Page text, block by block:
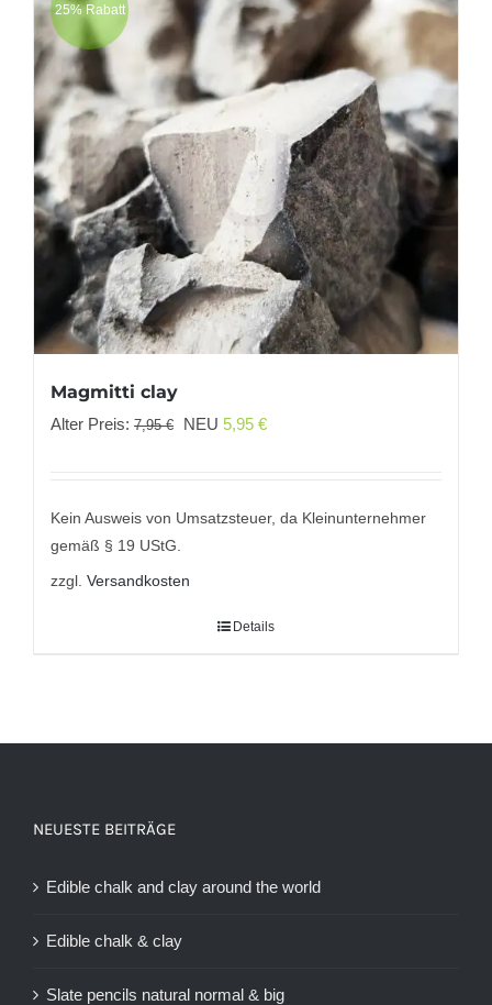
25% Rabatt
Magmitti clay
Alter Preis: 7,95€
Ursprünglicher
7,95 €
NEU 5,95 €Aktueller
5,95 €.
Kein Ausweis von Umsatzsteuer, da Kleinunternehmer
gemäß § 19 UStG.
zzgl. Versandkosten
Details
NEUESTE BEITRÄGE
Edible chalk and clay around the world
Edible chalk & clay
Slate pencils natural normal & big